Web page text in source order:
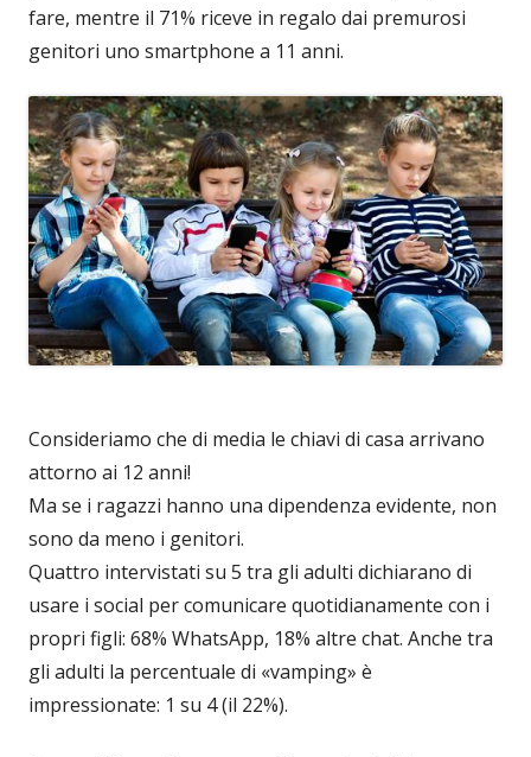
fare, mentre il 71% riceve in regalo dai premurosi
genitori uno smartphone a 11 anni.
Consideriamo che di media le chiavi di casa arrivano
attorno ai 12 anni!
Ma se i ragazzi hanno una dipendenza evidente, non
sono da meno i genitori.
Quattro intervistati su 5 tra gli adulti dichiarano di
usare i social per comunicare quotidianamente con i
propri figli: 68% WhatsApp, 18% altre chat. Anche tra
gli adulti la percentuale di «vamping» è
impressionate: 1 su 4 (il 22%).